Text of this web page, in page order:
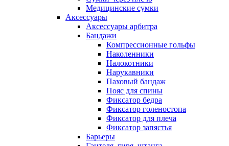
Медицинские сумки
Аксессуары
Аксессуары арбитра
Бандажи
Компрессионные гольфы
Наколенники
Налокотники
Нарукавники
Паховый бандаж
Пояс для спины
Фиксатор бедра
Фиксатор голеностопа
Фиксатор для плеча
Фиксатор запястья
Барьеры